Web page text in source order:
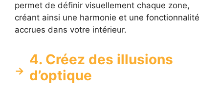
permet de définir visuellement chaque zone,
créant ainsi une harmonie et une fonctionnalité
accrues dans votre intérieur.
4. Créez des illusions
d’optique